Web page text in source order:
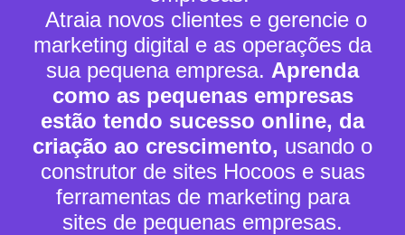
Atraia novos clientes e gerencie o
marketing digital e as operações da
sua pequena empresa. Aprenda
como as pequenas empresas
estão tendo sucesso online, da
criação ao crescimento, usando o
construtor de sites Hocoos e suas
ferramentas de marketing para
sites de pequenas empresas.